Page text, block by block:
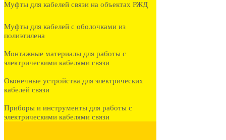
Муфты для кабелей связи на объектах РЖД
Муфты для кабелей с оболочками из
полиэтилена
Монтажные материалы для работы с
электрическими кабелями связи
Оконечные устройства для электрических
кабелей связи
Приборы и инструменты для работы с
электрическими кабелями связи